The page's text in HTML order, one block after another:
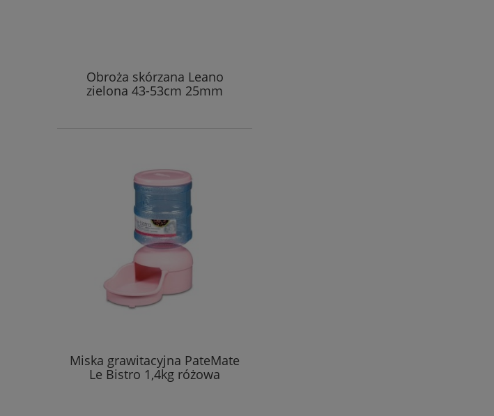
Obroża skórzana Leano
zielona 43-53cm 25mm
Miska grawitacyjna PateMate
Le Bistro 1,4kg różowa